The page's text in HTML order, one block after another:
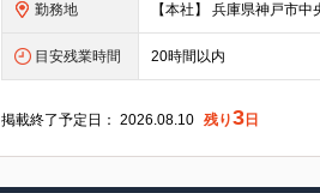
勤務地
目安残業時間 20時間以内
掲載終了予定日：2026.08.10 残り3 日